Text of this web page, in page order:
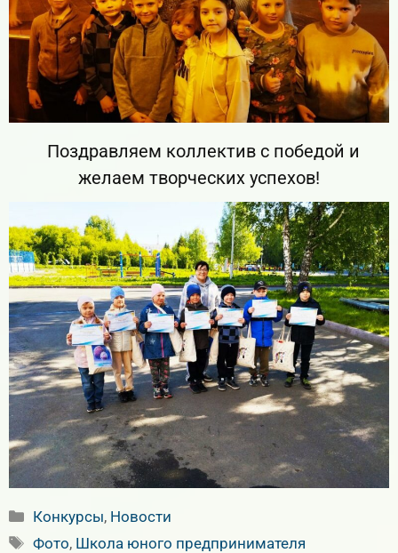
Поздравляем коллектив с победой и
желаем творческих успехов!
Рубрики
Конкурсы, Новости
Метки
Фото, Школа юного предпринимателя